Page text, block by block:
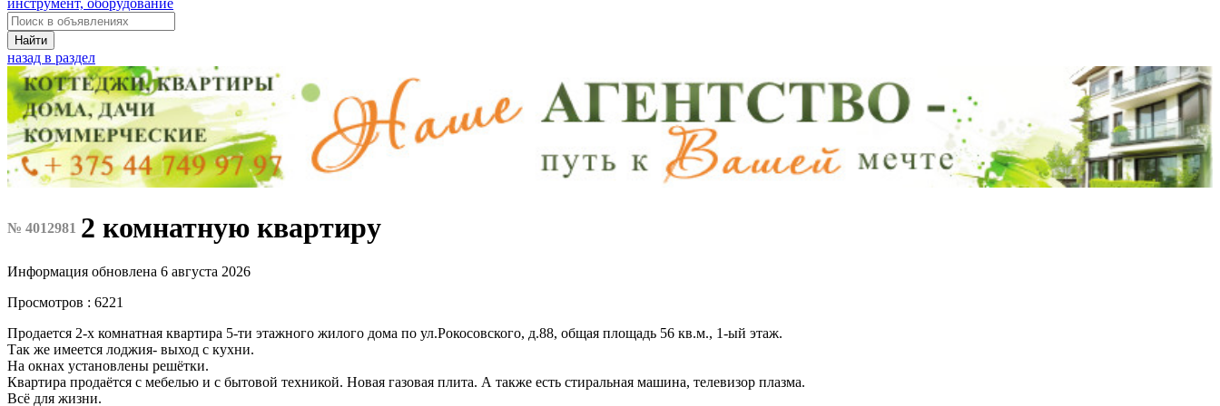
инструмент, оборудование
Найти
назад в раздел
№ 4012981 2 комнатную квартиру
Информация обновлена 6 августа 2026
Просмотров : 6221
Продается 2-х комнатная квартира 5-ти этажного жилого дома по ул.Рокосовского, д.88, общая площадь 56 кв.м., 1-ый этаж.
Так же имеется лоджия- выход с кухни.
На окнах установлены решётки.
Квартира продаётся с мебелью и с бытовой техникой. Новая газовая плита. А также есть стиральная машина, телевизор плазма.
Всё для жизни.